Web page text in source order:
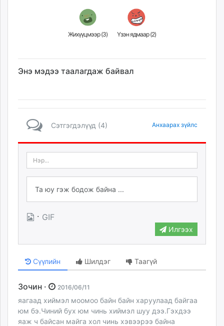
Жихүүцмээр (3) Үзэн ядмаар (2)
Энэ мэдээ таалагдаж байвал
Сэтгэгдэлүүд (4) Анхаарах зүйлс
· GIF
Илгээх
Сүүлийн Шилдэг Таагүй
Зочин · 2016/06/11
яагаад хиймэл моомоо байн байн харуулаад байгаа
юм бэ.Чиний бух юм чинь хиймэл шуу дээ.Гэхдээ
яаж ч байсан майга хол чинь хэвээрээ байна